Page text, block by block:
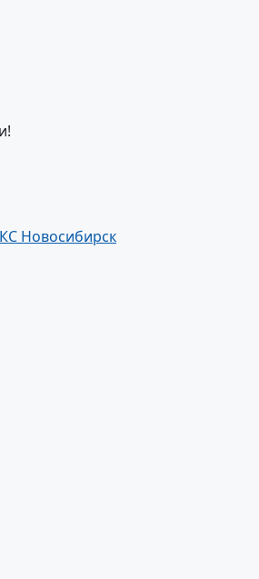
Новосибирск